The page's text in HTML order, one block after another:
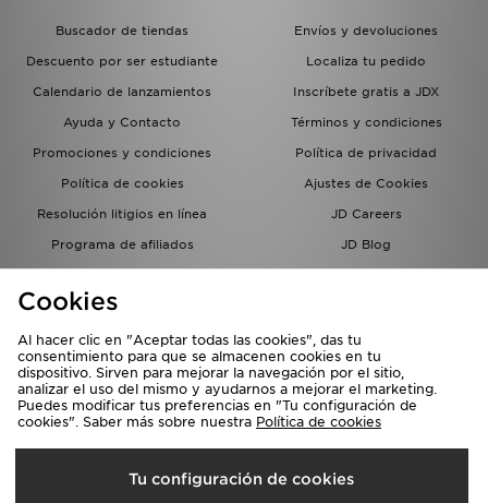
Buscador de tiendas
Envíos y devoluciones
Descuento por ser estudiante
Localiza tu pedido
Calendario de lanzamientos
Inscríbete gratis a JDX
Ayuda y Contacto
Términos y condiciones
Promociones y condiciones
Política de privacidad
Política de cookies
Ajustes de Cookies
Resolución litigios en línea
JD Careers
Programa de afiliados
JD Blog
del grupo JD - Whistleblowing
Selecciona País
España
Cookies
Al hacer clic en "Aceptar todas las cookies", das tu
consentimiento para que se almacenen cookies en tu
dispositivo. Sirven para mejorar la navegación por el sitio,
analizar el uso del mismo y ayudarnos a mejorar el marketing.
Puedes modificar tus preferencias en "Tu configuración de
cookies". Saber más sobre nuestra Política de cookies
Tu configuración de cookies